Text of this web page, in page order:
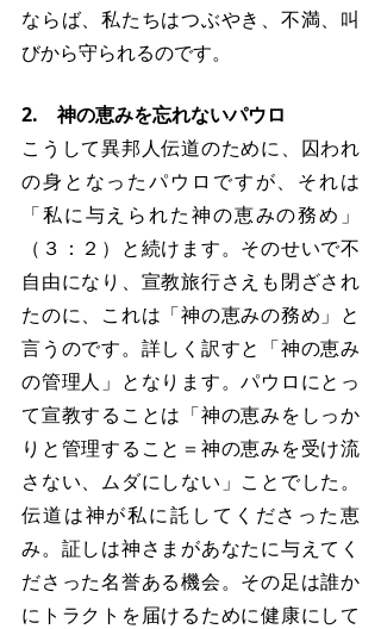
ならば、私たちはつぶやき、不満、叫
びから守られるのです。
2.　神の恵みを忘れないパウロ
こうして異邦人伝道のために、囚われ
の身となったパウロですが、それは
「私に与えられた神の恵みの務め」
（３：２）と続けます。そのせいで不
自由になり、宣教旅行さえも閉ざされ
たのに、これは「神の恵みの務め」と
言うのです。詳しく訳すと「神の恵み
の管理人」となります。パウロにとっ
て宣教することは「神の恵みをしっか
りと管理すること＝神の恵みを受け流
さない、ムダにしない」ことでした。
伝道は神が私に託してくださった恵
み。証しは神さまがあなたに与えてく
ださった名誉ある機会。その足は誰か
にトラクトを届けるために健康にして